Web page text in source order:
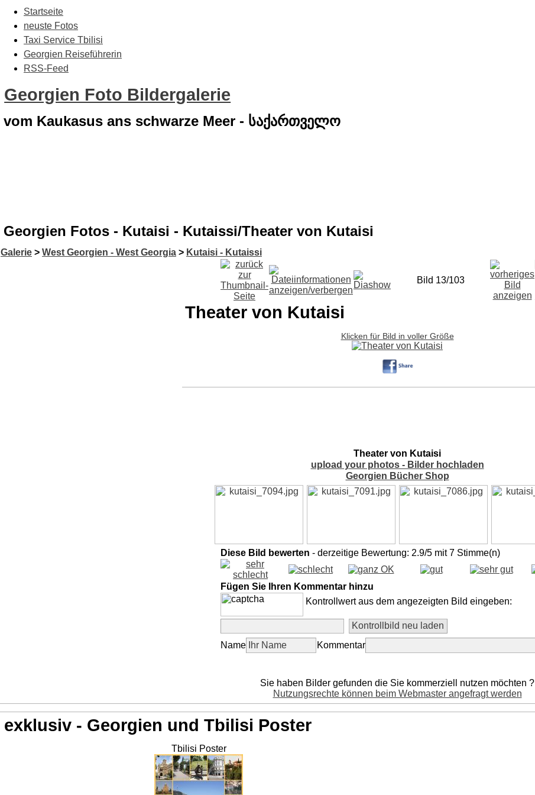
Startseite
neuste Fotos
Taxi Service Tbilisi
Georgien Reiseführerin
RSS-Feed
Georgien Foto Bildergalerie
vom Kaukasus ans schwarze Meer - საქართველო
Georgien Fotos - Kutaisi - Kutaissi/Theater von Kutaisi
Galerie > West Georgien - West Georgia > Kutaisi - Kutaissi
Bild 13/103
Theater von Kutaisi
Klicken für Bild in voller Größe
Theater von Kutaisi
upload your photos - Bilder hochladen
Georgien Bücher Shop
Diese Bild bewerten - derzeitige Bewertung: 2.9/5 mit 7 Stimme(n)
Fügen Sie Ihren Kommentar hinzu
Kontrollwert aus dem angezeigten Bild eingeben:
Name Kommentar
Sie haben Bilder gefunden die Sie kommerziell nutzen möchten ?
Nutzungsrechte können beim Webmaster angefragt werden
exklusiv - Georgien und Tbilisi Poster
Tbilisi Poster